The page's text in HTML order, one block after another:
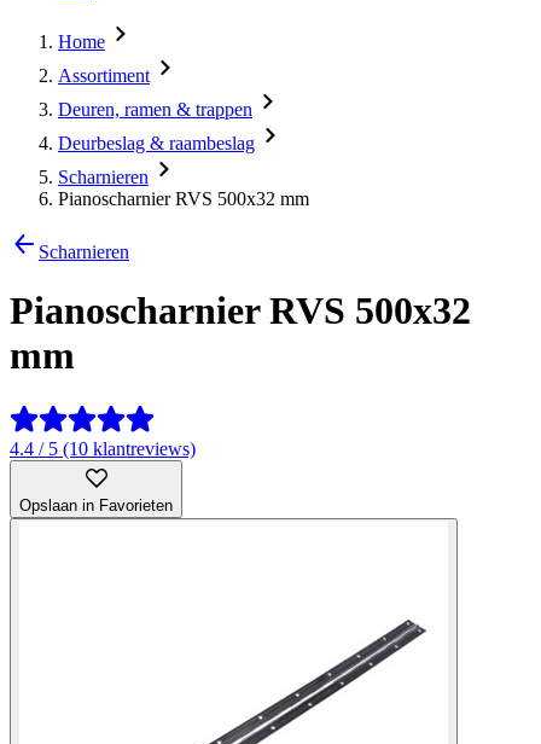
Home
Assortiment
Deuren, ramen & trappen
Deurbeslag & raambeslag
Scharnieren
Pianoscharnier RVS 500x32 mm
Scharnieren
Pianoscharnier RVS 500x32
mm
4.4 / 5 (10 klantreviews)
Opslaan in Favorieten